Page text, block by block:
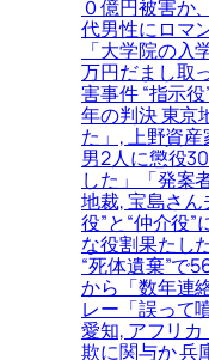
０億円被害か
代男性にロマ
「大学院の
万円だまし取
害事件 “指示
年の判決 東京
た」, 上野資
男2人に懲役
した」「発案
地裁, 宝島さ
役”と“仲介役
な役割果たし
“死体遺棄”で
から「数年連
レー「誤って
愛知, アフリ
欺に関与か 兵